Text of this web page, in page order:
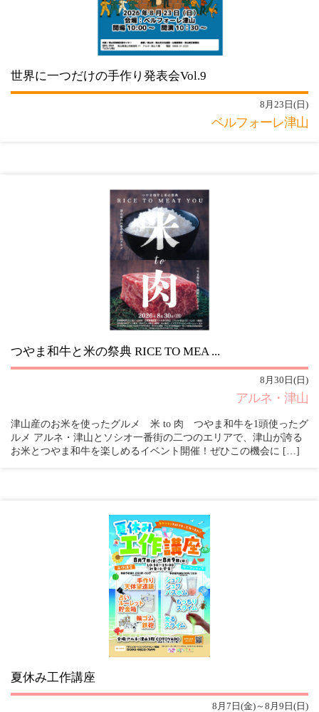
世界に一つだけの手作り発表会Vol.9
8月23日(日)
ベルフォーレ津山
つやま和牛と米の祭典 RICE TO MEA ...
8月30日(日)
アルネ・津山
津山産のお米を使ったグルメ 米 to 肉 つやま和牛を1頭使ったグ
ルメ アルネ・津山とソシオ一番街の二つのエリアで、津山が誇る
お米とつやま和牛を楽しめるイベント開催！ぜひこの機会に […]
夏休み工作講座
8月7日(金)～8月9日(日)